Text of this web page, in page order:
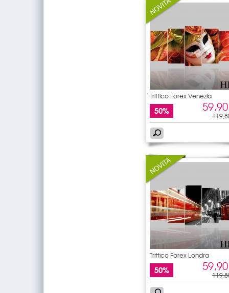
Trittico Forex Venezia
50%
Trittico Forex Londra
50%